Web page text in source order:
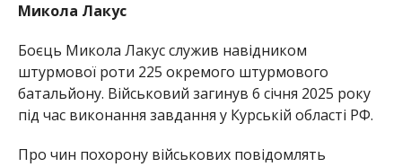
Микола Лакус
Боєць Микола Лакус служив навідником
штурмової роти 225 окремого штурмового
батальйону. Військовий загинув 6 січня 2025 року
під час виконання завдання у Курській області РФ.
Про чин похорону військових повідомлять